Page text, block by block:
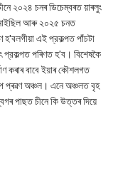
২০২৪ চনৰ ডিচেম্বৰত য়াৰলুং
আৰু ২০২৫ চনত
হ'বলগীয়া এই প্রকল্পত পাঁচটা
প্রকল্পত পৰিণত হ'ব। বিশেষকৈ
কৰাৰ বাবে ইয়াৰ কৌশলগত
প্ৰৱণ অঞ্চল। এনে অঞ্চলত বৃহ
পাছত চীনে কি উত্তৰ দিয়ে